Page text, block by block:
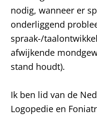
nodig, wanneer er
onderliggend
spraak-/
afwijkende
stand houdt).
Ik ben lid van de
Logopedie en